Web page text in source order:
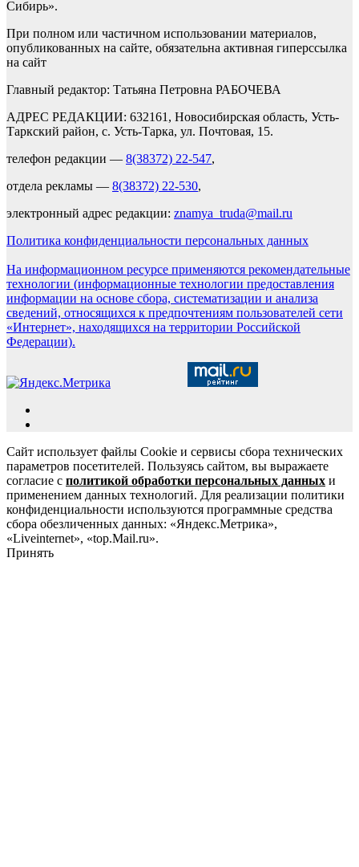
Сибирь».
При полном или частичном использовании материалов,
опубликованных на сайте, обязательна активная гиперссылка
на сайт
Главный редактор: Татьяна Петровна РАБОЧЕВА
АДРЕС РЕДАКЦИИ: 632161, Новосибирская область, Усть-
Таркский район, с. Усть-Тарка, ул. Почтовая, 15.
телефон редакции — 8(38372) 22-547,
отдела рекламы — 8(38372) 22-530,
электронный адрес редакции: znamya_truda@mail.ru
Политика конфиденциальности персональных данных
На информационном ресурсе применяются рекомендательные
технологии (информационные технологии предоставления
информации на основе сбора, систематизации и анализа
сведений, относящихся к предпочтениям пользователей сети
«Интернет», находящихся на территории Российской
Федерации).
Сайт использует файлы Cookie и сервисы сбора технических
параметров посетителей. Пользуясь сайтом, вы выражаете
согласие с политикой обработки персональных данных и
применением данных технологий. Для реализации политики
конфиденциальности используются программные средства
сбора обезличенных данных: «Яндекс.Метрика»,
«Liveinternet», «top.Mail.ru».
Принять